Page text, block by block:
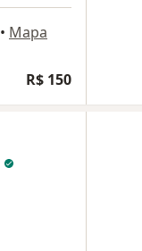
• Mapa
R$ 150